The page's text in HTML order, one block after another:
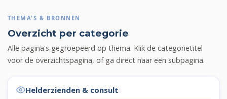
THEMA'S & BRONNEN
Overzicht per categorie
Alle pagina's gegroepeerd op thema. Klik de categorietitel
voor de overzichtspagina, of ga direct naar een subpagina.
Helderzienden & consult